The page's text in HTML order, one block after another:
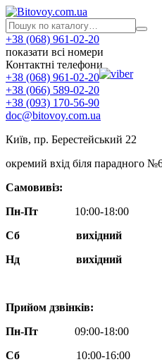
+38 (068) 961-02-20
показати всі номери
Контактні телефони
+38 (068) 961-02-20
+38 (066) 589-02-20
+38 (093) 170-56-90
doc@bitovoy.com.ua
Київ, пр. Берестейський 22
окремий вхід біля парадного
Самовивіз:
Пн-Пт
10:00-18:00
Сб
вихідний
Нд
вихідний
Прийом дзвінків:
Пн-Пт
09:00-18:00
Сб
10:00-16:00